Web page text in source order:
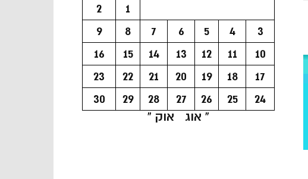
1
2
3
4
5
6
7
8
9
10
11
12
13
14
15
16
17
18
19
20
21
22
23
24
25
26
27
28
29
30
« אוג
אוק »